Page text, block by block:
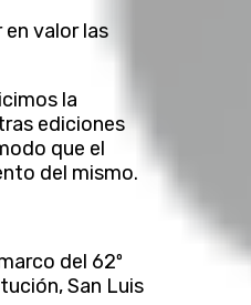
valor las
la
ediciones
que el
del mismo.
del 62º
San Luis